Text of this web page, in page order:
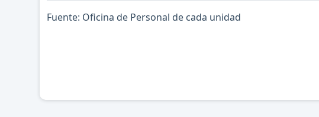
Fuente: Oficina de Personal de cada unidad